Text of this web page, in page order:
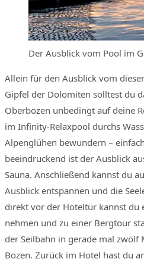
Der Ausblick vom Pool im
Allein für den Ausblick vom
Gipfel der Dolomiten solltest du
Oberbozen unbedingt auf deine
im Infinity-Relaxpool durchs
Alpenglühen bewundern –
beeindruckend ist der Ausblick
Sauna. Anschließend kannst du
Ausblick entspannen und die
direkt vor der Hoteltür kannst du
nehmen und zu einer Bergtour
der Seilbahn in gerade mal zwölf
Bozen. Zurück im Hotel hast du